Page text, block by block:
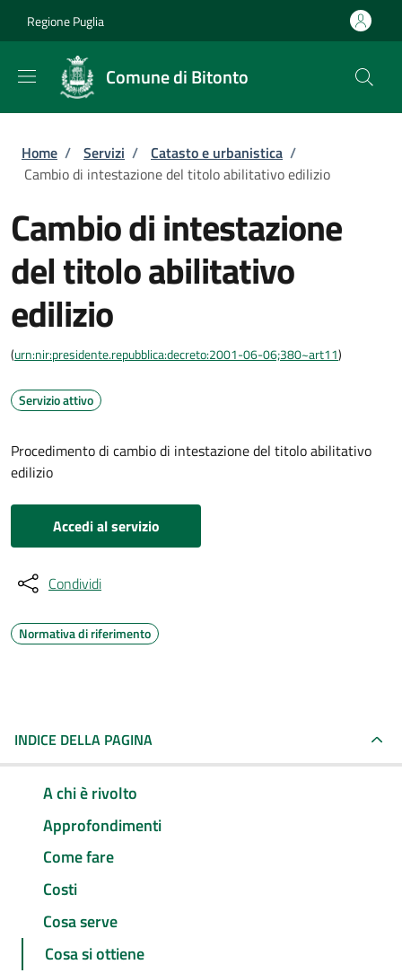
Regione Puglia
Comune di Bitonto
Briciole di pane
Home / Servizi / Catasto e urbanistica /
Cambio di intestazione del titolo abilitativo edilizio
Cambio di intestazione
del titolo abilitativo
edilizio
(urn:nir:presidente.repubblica:decreto:2001-06-06;380~art11)
Servizio attivo
Procedimento di cambio di intestazione del titolo abilitativo
edilizio
Accedi al servizio
Condividi
Normativa di riferimento
INDICE DELLA PAGINA
A chi è rivolto
Approfondimenti
Come fare
Costi
Cosa serve
Cosa si ottiene